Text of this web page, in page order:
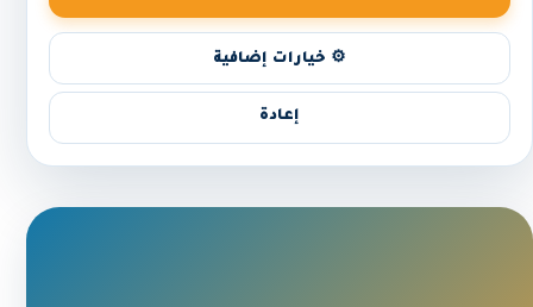
⚙️ خيارات إضافية
إعادة